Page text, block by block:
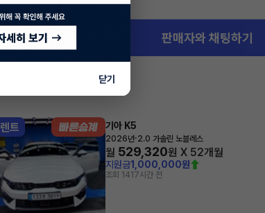
인천 연수구 옥련동
판매자와 채팅하기
렌트 기아 K5
2026년·2.0 가솔린 노블레스
월 529,320원 X 52개월
지원금1,000,000원
조회 141 7시간 전
닫기